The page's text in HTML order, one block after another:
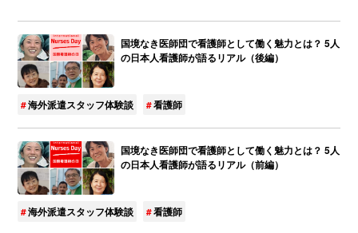
国境なき医師団で看護師として働く魅力とは？ 5人
の日本人看護師が語るリアル（後編）
海外派遣スタッフ体験談 看護師
国境なき医師団で看護師として働く魅力とは？ 5人
の日本人看護師が語るリアル（前編）
海外派遣スタッフ体験談 看護師